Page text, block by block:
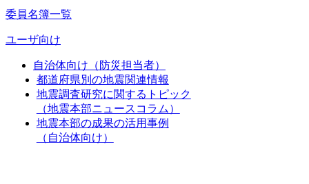
委員名簿一覧
ユーザ向け
自治体向け（防災担当者）
都道府県別の地震関連情報
地震調査研究に関するトピック
（地震本部ニュースコラム）
地震本部の成果の活用事例
（自治体向け）